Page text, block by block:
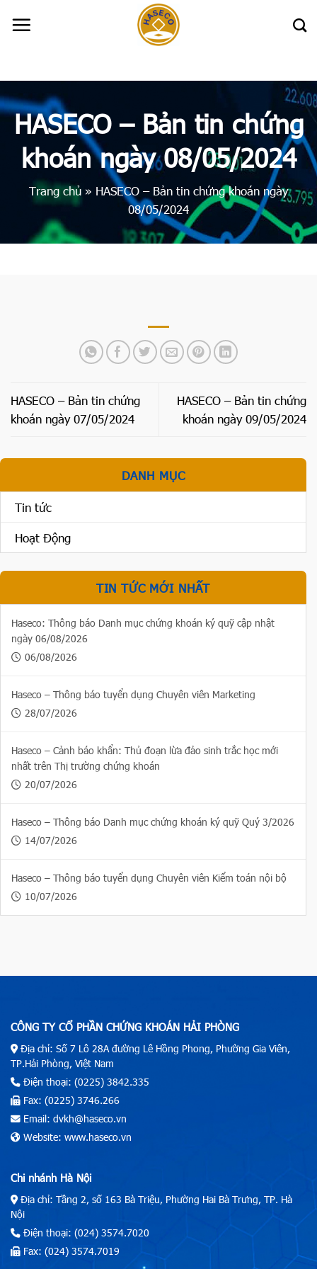
HASECO – Bản tin chứng
khoán ngày 08/05/2024
Trang chủ » HASECO – Bản tin chứng khoán ngày
08/05/2024
HASECO – Bản tin chứng
khoán ngày 07/05/2024
HASECO – Bản tin chứng
khoán ngày 09/05/2024
DANH MỤC
Tin tức
Hoạt Động
TIN TỨC MỚI NHẤT
Haseco: Thông báo Danh mục chứng khoán ký quỹ cập nhật
ngày 06/08/2026
06/08/2026
Haseco – Thông báo tuyển dụng Chuyên viên Marketing
28/07/2026
Haseco – Cảnh báo khẩn: Thủ đoạn lừa đảo sinh trắc học mới
nhất trên Thị trường chứng khoán
20/07/2026
Haseco – Thông báo Danh mục chứng khoán ký quỹ Quý 3/2026
14/07/2026
Haseco – Thông báo tuyển dụng Chuyên viên Kiểm toán nội bộ
10/07/2026
CÔNG TY CỔ PHẦN CHỨNG KHOÁN HẢI PHÒNG
Địa chỉ: Số 7 Lô 28A đường Lê Hồng Phong, Phường Gia Viên,
TP.Hải Phòng, Việt Nam
Điện thoại: (0225) 3842.335
Fax: (0225) 3746.266
Email: dvkh@haseco.vn
Website: www.haseco.vn
Chi nhánh Hà Nội
Địa chỉ: Tầng 2, số 163 Bà Triệu, Phường Hai Bà Trưng, TP. Hà
Nội
Điện thoại: (024) 3574.7020
Fax: (024) 3574.7019